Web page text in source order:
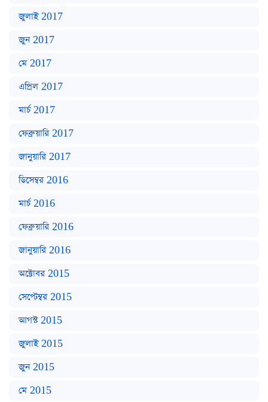
জুলাই 2017
জুন 2017
মে 2017
এপ্রিল 2017
মার্চ 2017
ফেব্রুয়ারি 2017
জানুয়ারি 2017
ডিসেম্বর 2016
মার্চ 2016
ফেব্রুয়ারি 2016
জানুয়ারি 2016
অক্টোবর 2015
সেপ্টেম্বর 2015
আগস্ট 2015
জুলাই 2015
জুন 2015
মে 2015